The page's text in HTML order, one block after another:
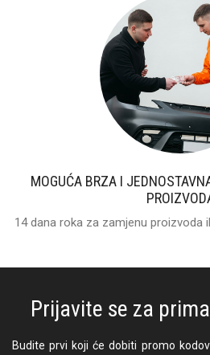
MOGUĆA BRZA I
14 dana roka za zamjenu proizvoda
Prijavite se za
Budite prvi koji će dobiti promo